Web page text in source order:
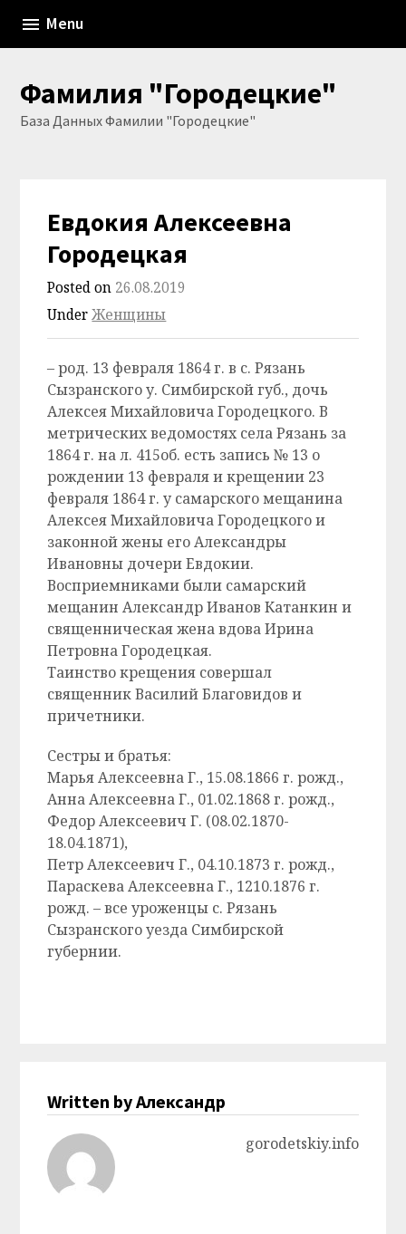
content
Menu
Фамилия "Городецкие"
База Данных Фамилии "Городецкие"
Евдокия Алексеевна
Городецкая
Posted on 26.08.2019
UnderЖенщины
– род. 13 февраля 1864 г. в с. Рязань
Сызранского у. Симбирской губ., дочь
Алексея Михайловича Городецкого. В
метрических ведомостях села Рязань за
1864 г. на л. 415об. есть запись № 13 о
рождении 13 февраля и крещении 23
февраля 1864 г. у самарского мещанина
Алексея Михайловича Городецкого и
законной жены его Александры
Ивановны дочери Евдокии.
Восприемниками были самарский
мещанин Александр Иванов Катанкин и
священническая жена вдова Ирина
Петровна Городецкая.
Таинство крещения совершал
священник Василий Благовидов и
причетники.
Сестры и братья:
Марья Алексеевна Г., 15.08.1866 г. рожд.,
Анна Алексеевна Г., 01.02.1868 г. рожд.,
Федор Алексеевич Г. (08.02.1870-
18.04.1871),
Петр Алексеевич Г., 04.10.1873 г. рожд.,
Параскева Алексеевна Г., 1210.1876 г.
рожд. – все уроженцы с. Рязань
Сызранского уезда Симбирской
губернии.
Written by Александр
gorodetskiy.info